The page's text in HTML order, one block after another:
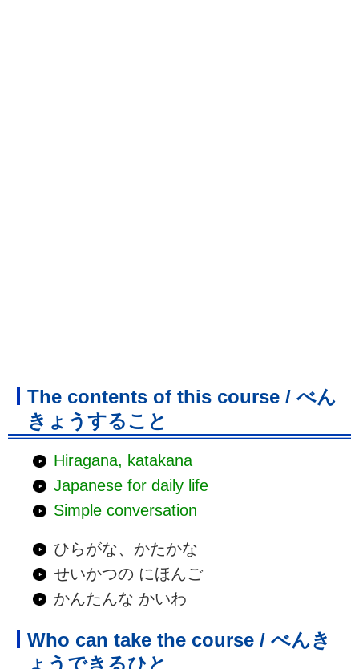
The contents of this course / べん
きょうすること
Hiragana, katakana
Japanese for daily life
Simple conversation
ひらがな、かたかな
せいかつの にほんご
かんたんな かいわ
Who can take the course / べんき
ょうできるひと